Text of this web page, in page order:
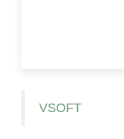
VSOFT